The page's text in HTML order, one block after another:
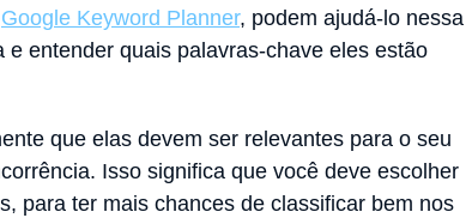
Google Keyword Planner, podem ajudá-lo nessa
entender quais palavras-chave eles estão
que elas devem ser relevantes para o seu
Isso significa que você deve escolher
para ter mais chances de classificar bem nos